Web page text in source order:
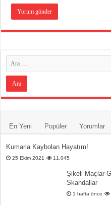
En Yeni Popüler Yorumlar
Kumarla Kaybolan Hayatım!
25 Ekim 2021 11,045
Şikeli Maçlar
Skandallar
1 hafta önce